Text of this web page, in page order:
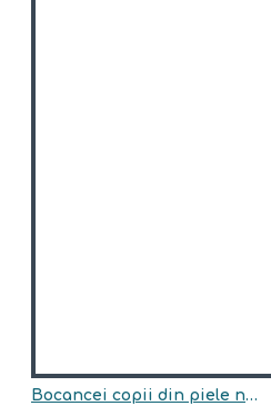
Bocancei copii din piele naturala model ARI BLANA